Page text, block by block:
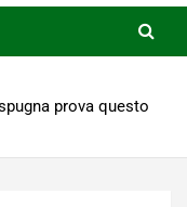
prova questo